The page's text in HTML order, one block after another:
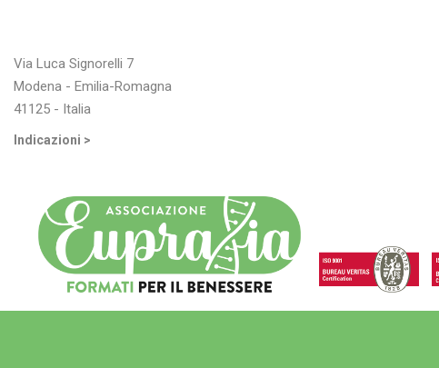
Via Luca Signorelli 7
Modena - Emilia-Romagna
41125 - Italia
Indicazioni >